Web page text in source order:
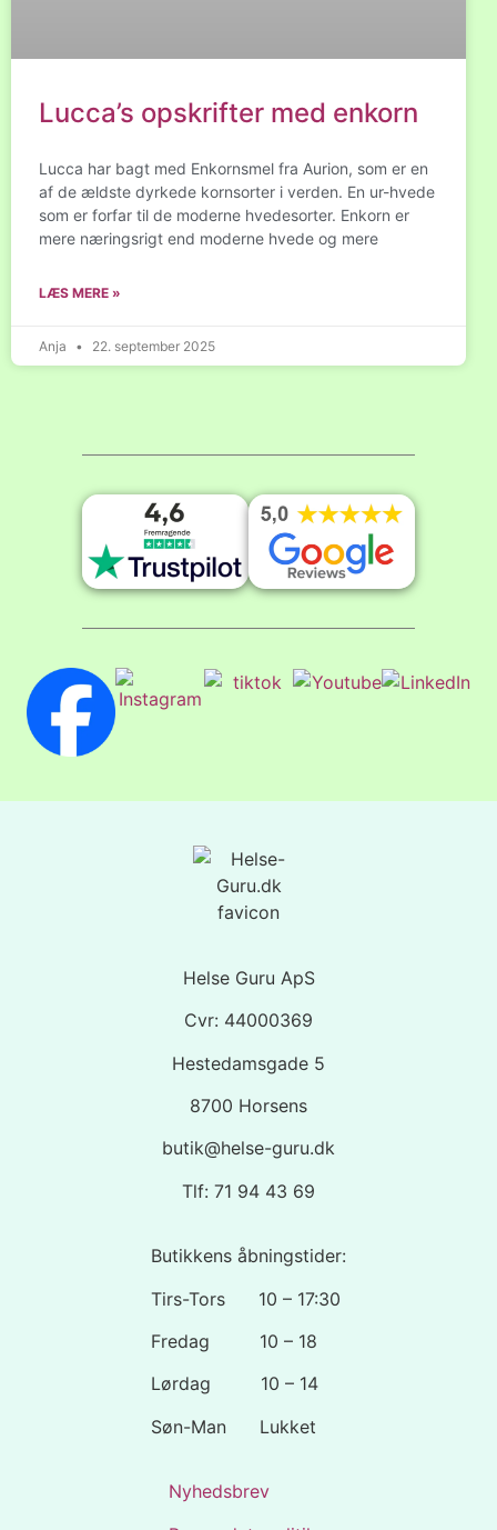
Lucca’s opskrifter med enkorn
Lucca har bagt med Enkornsmel fra Aurion, som er en
af de ældste dyrkede kornsorter i verden. En ur-hvede
som er forfar til de moderne hvedesorter. Enkorn er
mere næringsrigt end moderne hvede og mere
LÆS MERE »
Anja 22. september 2025
Helse Guru ApS
Cvr: 44000369
Hestedamsgade 5
8700 Horsens
butik@helse-guru.dk
Tlf: 71 94 43 69
Butikkens åbningstider:
Tirs-Tors 10 – 17:30
Fredag 10 – 18
Lørdag 10 – 14
Søn-Man Lukket
Nyhedsbrev